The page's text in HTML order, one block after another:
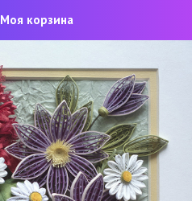
Моя корзина